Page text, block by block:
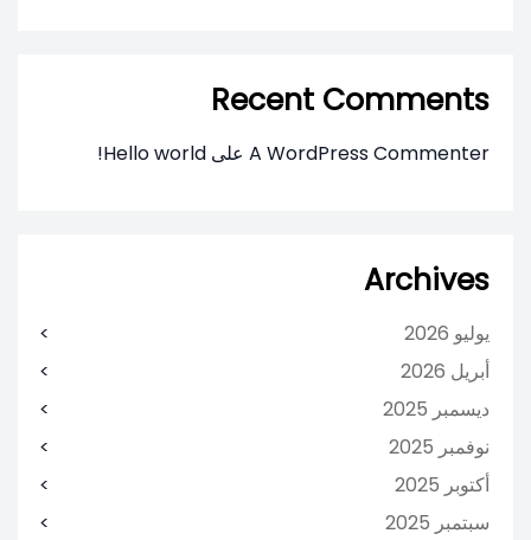
Recent Comments
A WordPress Commenter على Hello world!
Archives
يوليو 2026
أبريل 2026
ديسمبر 2025
نوفمبر 2025
أكتوبر 2025
سبتمبر 2025